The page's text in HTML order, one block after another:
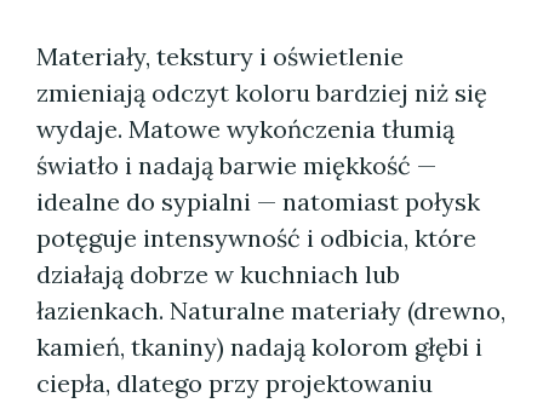
Materiały, tekstury i oświetlenie
zmieniają odczyt koloru bardziej niż się
wydaje. Matowe wykończenia tłumią
światło i nadają barwie miękkość —
idealne do sypialni — natomiast połysk
potęguje intensywność i odbicia, które
działają dobrze w kuchniach lub
łazienkach. Naturalne materiały (drewno,
kamień, tkaniny) nadają kolorom głębi i
ciepła, dlatego przy projektowaniu